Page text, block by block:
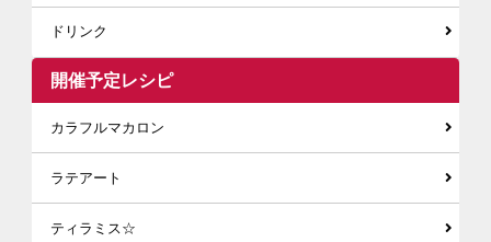
ドリンク
開催予定レシピ
カラフルマカロン
ラテアート
ティラミス☆